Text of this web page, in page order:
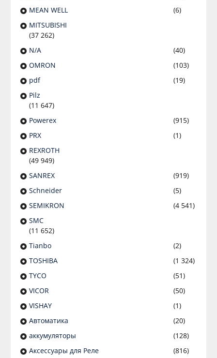
MEAN WELL
(6)
MITSUBISHI
(37 262)
N/A
(40)
OMRON
(103)
pdf
(19)
Pilz
(11 647)
Powerex
(915)
PRX
(1)
REXROTH
(49 949)
SANREX
(919)
Schneider
(5)
SEMIKRON
(4 541)
SMC
(11 652)
Tianbo
(2)
TOSHIBA
(1 324)
TYCO
(51)
VICOR
(50)
VISHAY
(1)
Автоматика
(20)
аккумуляторы
(128)
Аксессуары для Реле
(816)